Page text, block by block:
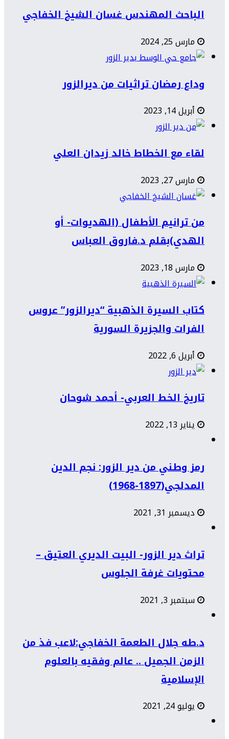
الباحث المهندس غسان الشيخ الخفاجي
مارس 25, 2024
وداع رمضان تراثيات من ديرالزور
أبريل 14, 2023
لقاء مع الخطاط خالد زيدان العلي
مارس 27, 2023
من ترانيم الأطفال (الهديوات- أو
الهدي)بقلم د.فاروق العباس
مارس 18, 2023
كتاب السيرة الذهبية “ديرالزور” عروس
الفرات والجزيرة السورية
أبريل 6, 2022
تاريخ الخط العربي- أحمد شوحان
يناير 13, 2022
رمز وطني من دير الزور: نجم الدين
المدلجي(1897-1968)
ديسمبر 31, 2021
تراث دير الزور- البيت الديري العتيق –
محتويات غرفة الجلوس
سبتمبر 3, 2021
د.طه جلال الطعمة الخفاجي:لاعب فذ من
الزمن الجميل .. عالم وفقيه بالعلوم
الإسلامية
يوليو 24, 2021